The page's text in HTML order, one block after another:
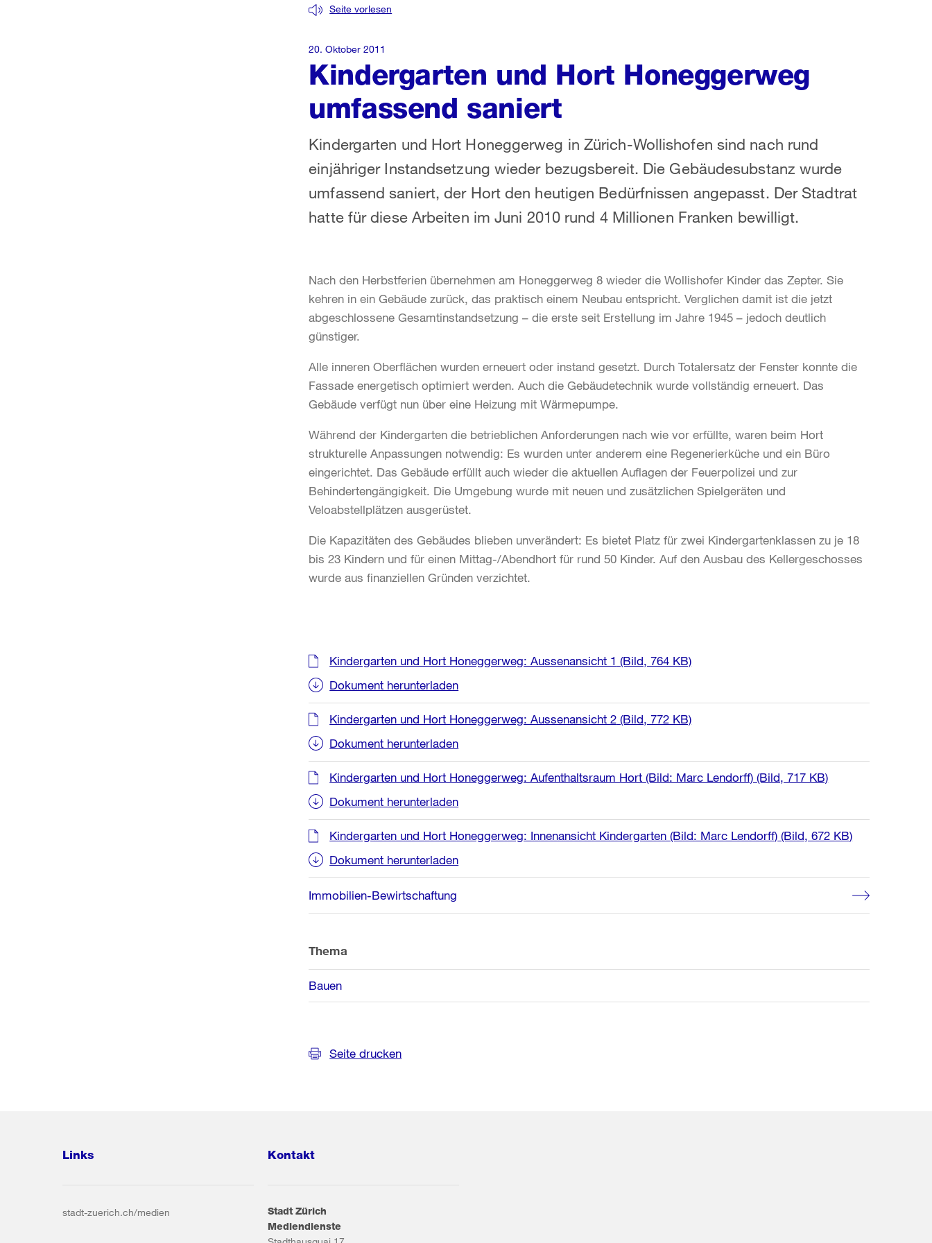
Kindergarten und Hort Honeggerweg
umfassend saniert
Seite vorlesen
Kindergarten und Hort Honeggerweg in Zürich-Wollishofen sind nach rund
einjähriger Instandsetzung wieder bezugsbereit. Die Gebäudesubstanz wurde
umfassend saniert, der Hort den heutigen Bedürfnissen angepasst. Der Stadtrat
hatte für diese Arbeiten im Juni 2010 rund 4 Millionen Franken bewilligt.
20. Oktober 2011
Nach den Herbstferien übernehmen am Honeggerweg 8 wieder die Wollishofer Kinder das Zepter. Sie
kehren in ein Gebäude zurück, das praktisch einem Neubau entspricht. Verglichen damit ist die jetzt
abgeschlossene Gesamtinstandsetzung – die erste seit Erstellung im Jahre 1945 – jedoch deutlich
günstiger.
Alle inneren Oberflächen wurden erneuert oder instand gesetzt. Durch Totalersatz der Fenster konnte die
Fassade energetisch optimiert werden. Auch die Gebäudetechnik wurde vollständig erneuert. Das
Gebäude verfügt nun über eine Heizung mit Wärmepumpe.
Während der Kindergarten die betrieblichen Anforderungen nach wie vor erfüllte, waren beim Hort
strukturelle Anpassungen notwendig: Es wurden unter anderem eine Regenerierküche und ein Büro
eingerichtet. Das Gebäude erfüllt auch wieder die aktuellen Auflagen der Feuerpolizei und zur
Behindertengängigkeit. Die Umgebung wurde mit neuen und zusätzlichen Spielgeräten und
Veloabstellplätzen ausgerüstet.
Die Kapazitäten des Gebäudes blieben unverändert: Es bietet Platz für zwei Kindergartenklassen zu je 18
bis 23 Kindern und für einen Mittag-/Abendhort für rund 50 Kinder. Auf den Ausbau des Kellergeschosses
wurde aus finanziellen Gründen verzichtet.
Weitere
Informationen
Kindergarten und Hort Honeggerweg: Aussenansicht 1 (Bild, 764 KB)
Dokument herunterladen
Kindergarten und Hort Honeggerweg: Aussenansicht 2 (Bild, 772 KB)
Dokument herunterladen
Kindergarten und Hort Honeggerweg: Aufenthaltsraum Hort (Bild: Marc Lendorff)(Bild, 717 KB)
Dokument herunterladen
Kindergarten und Hort Honeggerweg: Innenansicht Kindergarten (Bild: Marc Lendorff) (Bild, 672 KB)
Dokument herunterladen
Immobilien-Bewirtschaftung
Thema
Bauen
Seite drucken
Links
stadt-zuerich.ch/medien
Kontakt
Stadt Zürich
Mediendienste